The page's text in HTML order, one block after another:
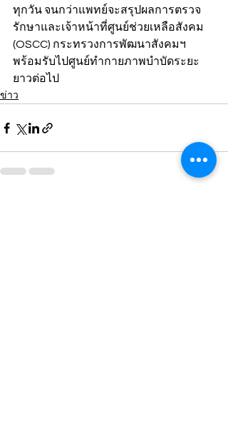
ทุกวัน จนกว่าแพทย์จะสรุปผลการตรวจ
รักษาและเจ้าหน้าที่ศูนย์ช่วยเหลือสังคม
(OSCC) กระทรวงการพัฒนาสังคมฯ
พร้อมรับไปศูนย์ทำกายภาพบำบัดระยะ
ยาวต่อไป
ข่าว